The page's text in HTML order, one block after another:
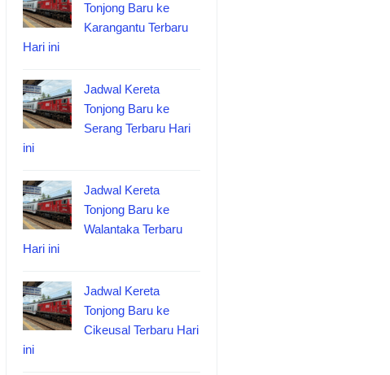
Tonjong Baru ke
Karangantu Terbaru
Hari ini
Jadwal Kereta
Tonjong Baru ke
Serang Terbaru Hari
ini
Jadwal Kereta
Tonjong Baru ke
Walantaka Terbaru
Hari ini
Jadwal Kereta
Tonjong Baru ke
Cikeusal Terbaru Hari
ini